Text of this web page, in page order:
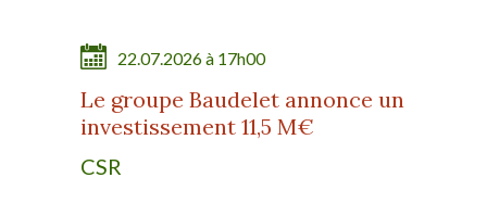
22.07.2026 à 17h00
Le groupe Baudelet annonce un
investissement 11,5 M€
CSR